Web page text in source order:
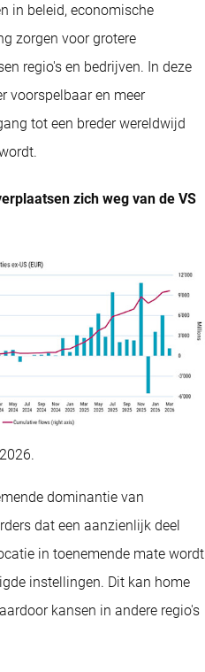
in beleid, economische
zorgen voor grotere
regio's en bedrijven. In deze
voorspelbaar en meer
tot een breder wereldwijd
zich weg van de VS
dominantie van
dat een aanzienlijk deel
in toenemende mate wordt
instellingen. Dit kan home
kansen in andere regio's